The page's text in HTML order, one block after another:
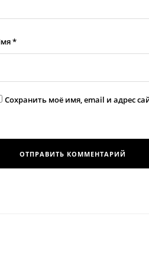
*
Сохранить моё имя, email и адрес